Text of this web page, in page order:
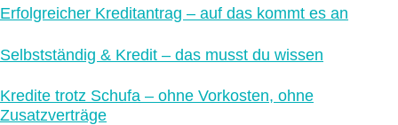
Erfolgreicher Kreditantrag – auf das kommt es an
Selbstständig & Kredit – das musst du wissen
Kredite trotz Schufa – ohne Vorkosten, ohne
Zusatzverträge